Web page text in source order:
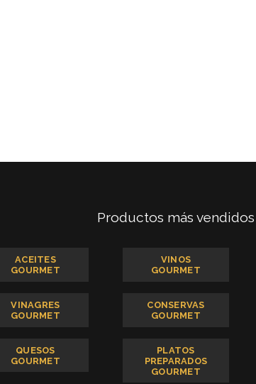
Productos más vendidos
ACEITES
GOURMET
VINAGRES
GOURMET
QUESOS
GOURMET
VINOS
GOURMET
CONSERVAS
GOURMET
PLATOS
PREPARADOS
GOURMET